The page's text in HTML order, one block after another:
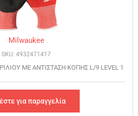
Milwaukee
SKU: 4932471417
ΜΕ ΑΝΤΙΣΤΑΣΗ ΚΟΠΗΣ L/9 LEVEL 1
για παραγγελία